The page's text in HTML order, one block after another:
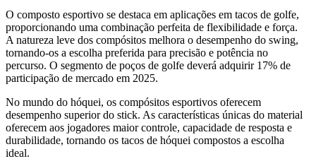
O composto esportivo se destaca em aplicações em tacos de golfe,
proporcionando uma combinação perfeita de flexibilidade e força.
A natureza leve dos compósitos melhora o desempenho do swing,
tornando-os a escolha preferida para precisão e potência no
percurso. O segmento de poços de golfe deverá adquirir 17% de
participação de mercado em 2025.
No mundo do hóquei, os compósitos esportivos oferecem
desempenho superior do stick. As características únicas do material
oferecem aos jogadores maior controle, capacidade de resposta e
durabilidade, tornando os tacos de hóquei compostos a escolha
ideal.